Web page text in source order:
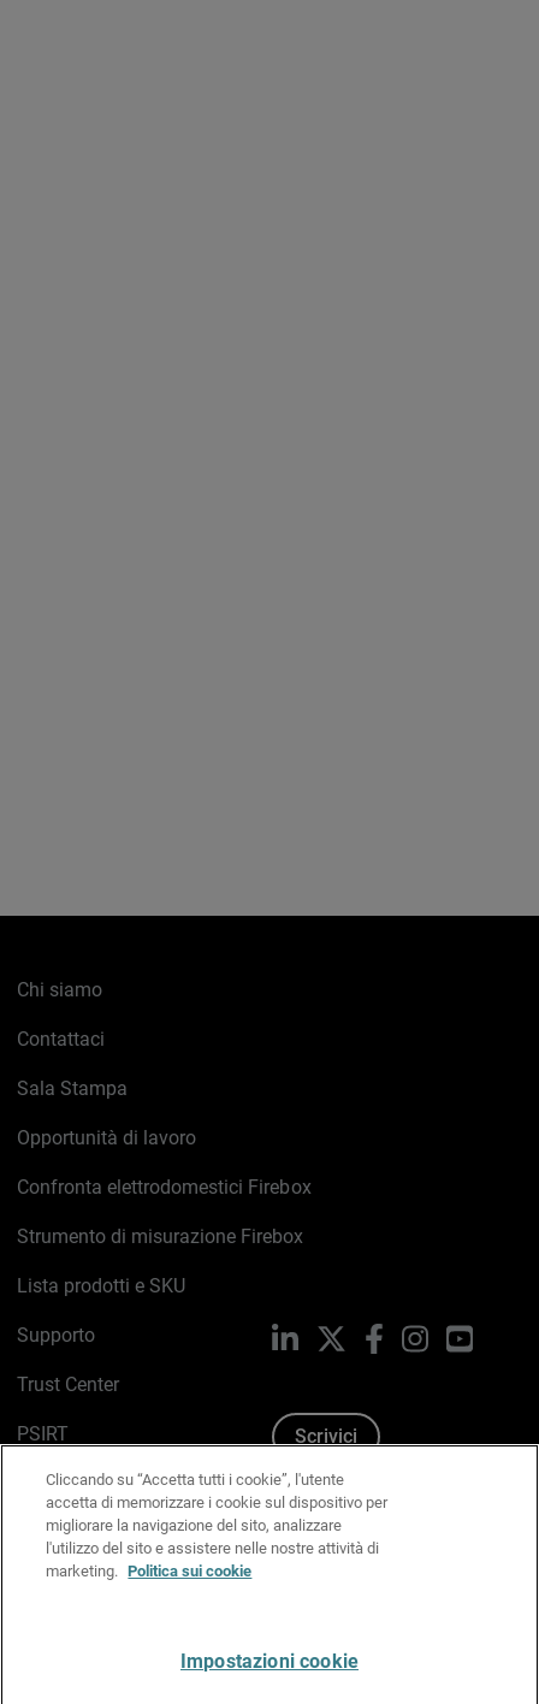
Chi siamo
Contattaci
Sala Stampa
Opportunità di lavoro
Confronta elettrodomestici Firebox
Strumento di misurazione Firebox
Lista prodotti e SKU
Supporto
Trust Center
PSIRT
Politica sui cookie
Informativa sulla privacy
Kit Media & Brand
LinkedIn FacebookInstagram
Scrivici
Cliccando su “Accetta tutti i cookie”, l'utente
accetta di memorizzare i cookie sul dispositivo per
migliorare la navigazione del sito, analizzare
l'utilizzo del sito e assistere nelle nostre attività di
marketing. Politica sui cookie
Impostazioni cookie